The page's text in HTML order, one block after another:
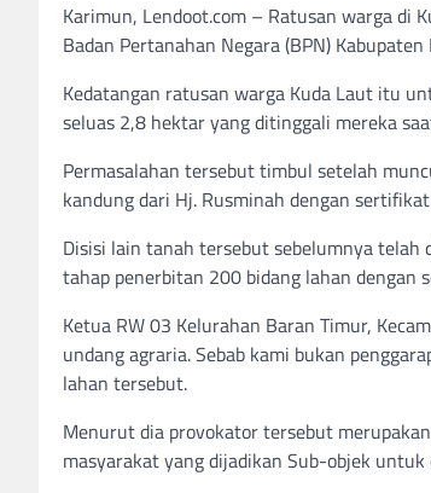
Karimun, Lendoot.com – Ratusan warga di
Badan Pertanahan Negara (BPN)
Kedatangan ratusan warga Kuda Laut itu
seluas 2,8 hektar yang ditinggali mereka
Permasalahan tersebut timbul setelah
kandung dari Hj. Rusminah dengan
Disisi lain tanah tersebut sebelumnya telah
tahap penerbitan 200 bidang lahan
Ketua RW 03 Kelurahan Baran Timur,
undang agraria. Sebab kami bukan
lahan tersebut.
Menurut dia provokator tersebut
masyarakat yang dijadikan Sub-objek untuk